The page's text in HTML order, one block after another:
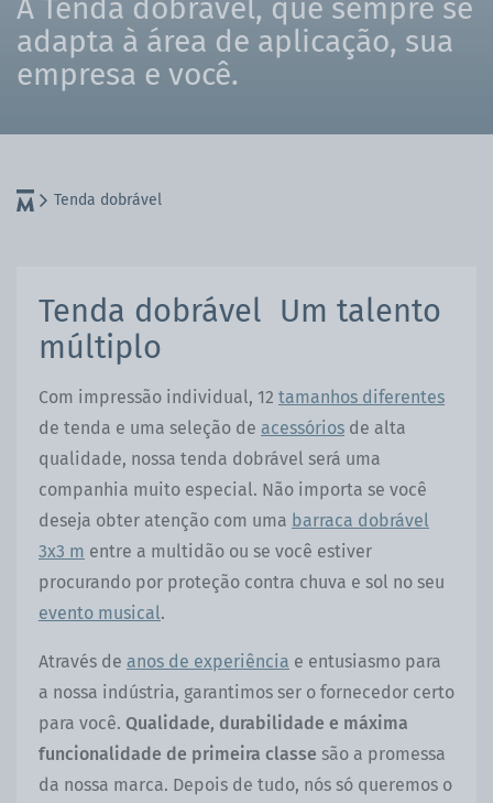
A Tenda dobrável, que sempre se
adapta à área de aplicação, sua
empresa e você.
Tenda dobrável
Tenda dobrável Um talento
múltiplo
Com impressão individual, 12 tamanhos diferentes
de tenda e uma seleção de acessórios de alta
qualidade, nossa tenda dobrável será uma
companhia muito especial. Não importa se você
deseja obter atenção com uma barraca dobrável
3x3 m entre a multidão ou se você estiver
procurando por proteção contra chuva e sol no seu
evento musical.
Através de anos de experiência e entusiasmo para
a nossa indústria, garantimos ser o fornecedor certo
para você. Qualidade, durabilidade e máxima
funcionalidade de primeira classe são a promessa
da nossa marca. Depois de tudo, nós só queremos o